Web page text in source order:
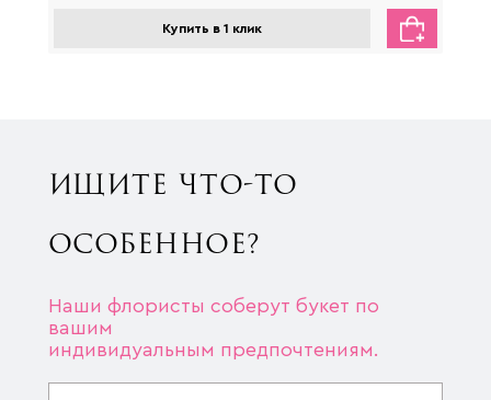
Купить в 1 клик
ИЩИТЕ ЧТО-ТО
ОСОБЕННОЕ?
Наши флористы соберут букет по
вашим
индивидуальным предпочтениям.